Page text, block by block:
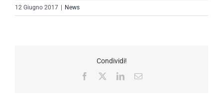
12 Giugno 2017 | News
Condividi!
Facebook
LinkedInEmail